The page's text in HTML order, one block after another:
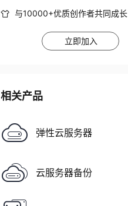
与10000+优质创作者共同成长
立即加入
相关产品
弹性云服务器
云服务器备份